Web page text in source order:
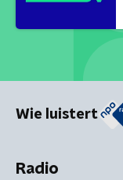
Wie luistert
Radio